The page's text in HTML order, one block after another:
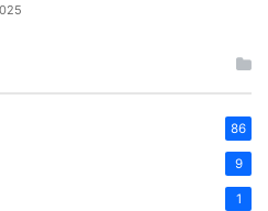
86
9
1